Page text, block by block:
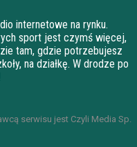
internetowe na rynku.
sport jest czymś więcej,
tam, gdzie potrzebujesz
na działkę. W drodze po
serwisu jest Czyli Media Sp.